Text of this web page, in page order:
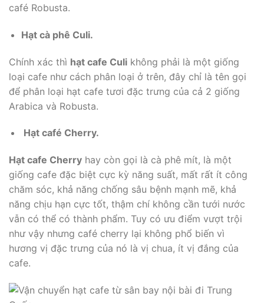
café Robusta.
Hạt cà phê Culi.
Chính xác thì hạt cafe Culi không phải là một giống
loại cafe như cách phân loại ở trên, đây chỉ là tên gọi
để phân loại hạt cafe tươi đặc trưng của cả 2 giống
Arabica và Robusta.
Hạt café Cherry.
Hạt cafe Cherry hay còn gọi là cà phê mít, là một
giống cafe đặc biệt cực kỳ năng suất, mất rất ít công
chăm sóc, khả năng chống sâu bệnh mạnh mẽ, khả
năng chịu hạn cực tốt, thậm chí không cần tưới nước
vẫn có thể có thành phẩm. Tuy có ưu điểm vượt trội
như vậy nhưng café cherry lại không phổ biến vì
hương vị đặc trưng của nó là vị chua, ít vị đắng của
cafe.